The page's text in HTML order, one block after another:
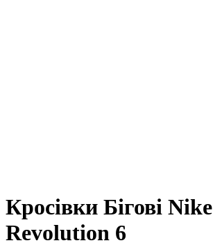
Кросівки Бігові Nike
Revolution 6